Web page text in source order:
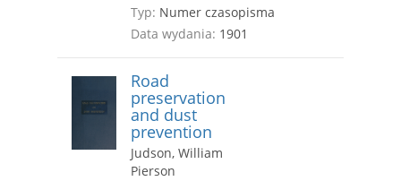
Typ: Numer czasopisma
Data wydania: 1901
Road
preservation
and dust
prevention
Judson, William
Pierson